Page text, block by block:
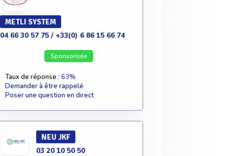
METLI SYSTEM
04 66 30 57 75 / +33(0) 6 86 15 66 74
Sponsorisée
Taux de réponse : 63%
Demander à être rappelé
Poser une question en direct
NEU JKF
03 20 10 50 50